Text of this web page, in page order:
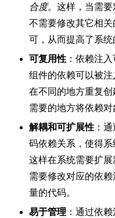
合度。这样，当需要
不需要修改其它相
可，从而提高了系统
可复用性 ：依赖注
组件的依赖可以被
在不同的地方重复
需要的地方将依赖对
解耦和可扩展性 ：
码依赖关系，使得系
这样在系统需要扩
需要修改对应的依
量的代码。
易于管理 ：通过依